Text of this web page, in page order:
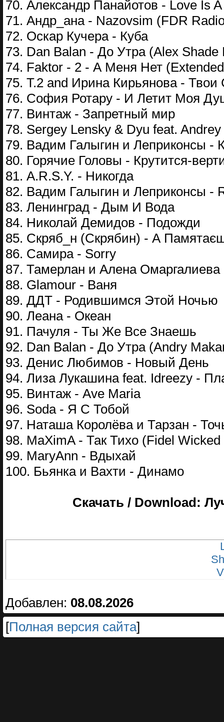
70. Александр Панайотов - Love Is
71. Андр_ана - Nazovsim (FDR
72. Оскар Кучера - Куба
73. Dan Balan - До Утра (Alex Shade
74. Faktor - 2 - А Меня Нет
75. T.2 and Ирина Кирьянова -
76. София Ротару - И Летит Моя
77. Винтаж - Запретный мир
78. Sergey Lensky & Dyu feat.
79. Вадим Галыгин и Леприконсы -
80. Горячие Головы - Крутится-
81. A.R.S.Y. - Никогда
82. Вадим Галыгин и Леприконсы -
83. Ленинград - Дым И Вода
84. Николай Демидов - Подожди
85. Скряб_н (Скрябин) - А
86. Самира - Sorry
87. Тамерлан и Алена Омаргалиева
88. Glamour - Ваня
89. ДДТ - Родившимся Этой Ночью
90. Леана - Океан
91. Пачуля - Ты Же Все Знаешь
92. Dan Balan - До Утра (Andry
93. Денис Любимов - Новый День
94. Лиза Лукашина feat. Idreezy -
95. Винтаж - Ave Maria
96. Soda - Я С Тобой
97. Наташа Королёва и Тарзан -
98. MaXimA - Так Тихо (Fidel
99. MaryAnn - Вдыхай
100. Бьянка и Вахти - Динамо
Скачать / Download:
Добавлен: 08.08.2026
[Полная версия сайта]